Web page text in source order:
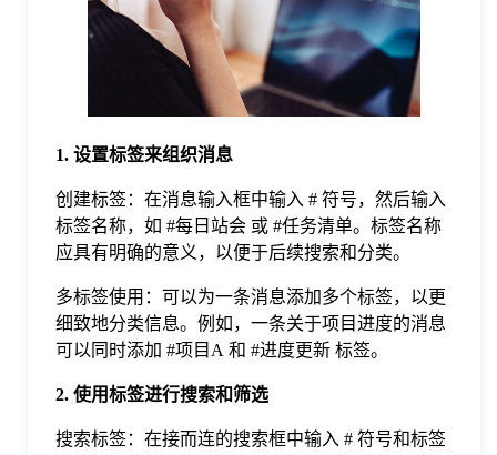
题
1. 设置标签来组织消息
创建标签：在消息输入框中输入 # 符号，然后输入
标签名称，如 #每日站会 或 #任务清单。标签名称
应具有明确的意义，以便于后续搜索和分类。
多标签使用：可以为一条消息添加多个标签，以更
细致地分类信息。例如，一条关于项目进度的消息
可以同时添加 #项目A 和 #进度更新 标签。
2. 使用标签进行搜索和筛选
搜索标签：在接而连的搜索框中输入 # 符号和标签